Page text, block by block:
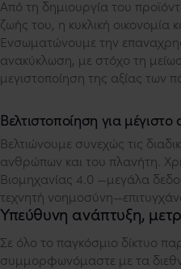
Από τη δημιουργία του
ζωής του, η κυκλική οικονομία
Ενσωματώνουμε την
ανακύκλωση, με στόχο τη
μεγιστοποίηση της αξίας των
Βελτιστοποίηση για μέγιστο
Βελτιώνουμε συνεχώς τις
ανθρώπων και του πλανήτη.
Βιομηχανίας 4.0 —μεγάλα
τεχνητή
Υπεύθυνη ανάπτυξη,
Σε όλο το παγκόσμιο δίκτυο
συμμορφωνόμαστε με τα